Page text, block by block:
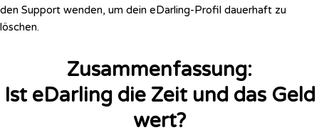
den Support wenden, um dein eDarling-Profil dauerhaft zu
löschen.
Zusammenfassung:
Ist eDarling die Zeit und das Geld
wert?